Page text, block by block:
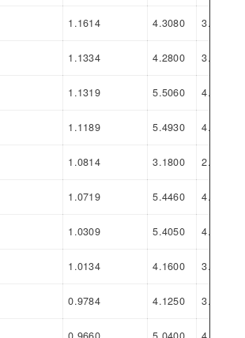
1.1614 4.3080 3.1466
1.1334 4.2800 3.1466
1.1319 5.5060 4.3741
1.1189 5.4930 4.3741
1.0814 3.1800 2.0986
1.0719 5.4460 4.3741
1.0309 5.4050 4.3741
1.0134 4.1600 3.1466
0.9784 4.1250 3.1466